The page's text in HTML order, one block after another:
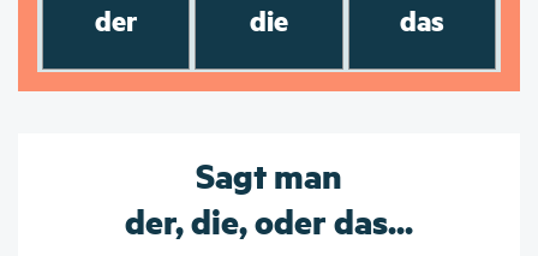
der die das
Sagt man
der, die, oder das...